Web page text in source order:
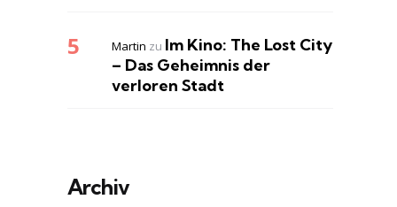
Martin zu Im Kino: The Lost City
– Das Geheimnis der
verloren Stadt
Archiv